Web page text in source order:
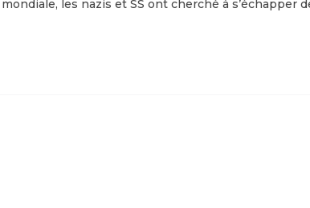
les nazis et SS ont cherché à s’échapper